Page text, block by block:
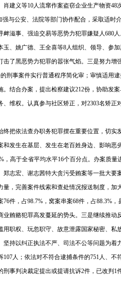
肖建义等10人流窜作案盗窃企业生产物资
强与公安、法院等部门协作配合，采取适
衅滋事、强迫交易等恶势力犯罪嫌疑人680
玉、姚广德、王全喜等8人组织、领导、参
击了黑恶势力犯罪的嚣张气焰。三是努力
刑事案件实行普通程序简化审；审慎适用
。结合办案，提出检察建议212份，协助发
、维权。认真参与社区矫正，对2303名矫
依法查办职务犯罪摆在重要位置，切实
和发生在基层、发生在老百姓身边、影响恶
，高于全省平均水平16个百分点。办案质
郑志宏、谢志茜特大贪污受贿案等一批大
量，完善案件线索和查处情况报送制度，
76件，占98.7%，窝案串案68件，占88.3%
业贿赂犯罪高发蔓延的势头。三是继续推
用职权、玩忽职守、故意泄露国家秘密、私
以纠正执法不严、司法不公等问题为着
107人；依法对不符合逮捕条件的751人、
刑事判决裁定提出或提请抗诉2件，已改判